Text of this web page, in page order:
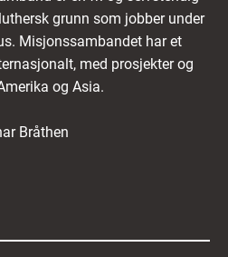
grunn som jobber under
Misjonssambandet har et
med prosjekter og
og Asia.
Bråthen